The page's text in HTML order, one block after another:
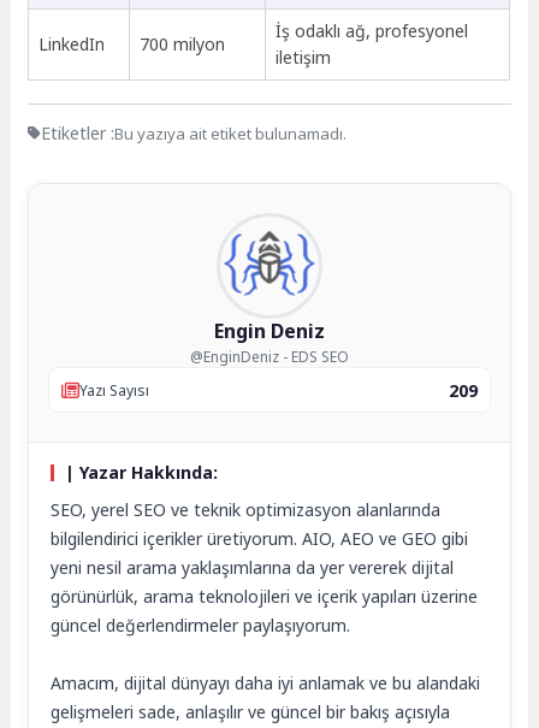
LinkedIn 700 milyon
İş odaklı ağ, profesyonel
iletişim
Etiketler :Bu yazıya ait etiket bulunamadı.
Engin Deniz
@EnginDeniz - EDS SEO
Yazı Sayısı
209
| Yazar Hakkında:
SEO, yerel SEO ve teknik optimizasyon alanlarında
bilgilendirici içerikler üretiyorum. AIO, AEO ve GEO gibi
yeni nesil arama yaklaşımlarına da yer vererek dijital
görünürlük, arama teknolojileri ve içerik yapıları üzerine
güncel değerlendirmeler paylaşıyorum.
Amacım, dijital dünyayı daha iyi anlamak ve bu alandaki
gelişmeleri sade, anlaşılır ve güncel bir bakış açısıyla